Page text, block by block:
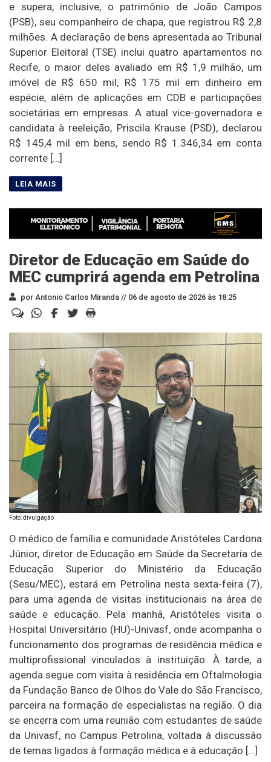
e supera, inclusive, o patrimônio de João Campos
(PSB), seu companheiro de chapa, que registrou R$ 2,8
milhões. A declaração de bens apresentada ao Tribunal
Superior Eleitoral (TSE) inclui quatro apartamentos no
Recife, o maior deles avaliado em R$ 1,9 milhão, um
imóvel de R$ 650 mil, R$ 175 mil em dinheiro em
espécie, além de aplicações em CDB e participações
societárias em empresas. A atual vice-governadora e
candidata à reeleição, Priscila Krause (PSD), declarou
R$ 145,4 mil em bens, sendo R$ 1.346,34 em conta
corrente […]
Diretor de Educação em Saúde do
MEC cumprirá agenda em Petrolina
por Antonio Carlos Miranda // 06 de agosto de 2026 às 18:25
Foto: divulgação
O médico de família e comunidade Aristóteles Cardona
Júnior, diretor de Educação em Saúde da Secretaria de
Educação Superior do Ministério da Educação
(Sesu/MEC), estará em Petrolina nesta sexta-feira (7),
para uma agenda de visitas institucionais na área de
saúde e educação. Pela manhã, Aristóteles visita o
Hospital Universitário (HU)-Univasf, onde acompanha o
funcionamento dos programas de residência médica e
multiprofissional vinculados à instituição. À tarde, a
agenda segue com visita à residência em Oftalmologia
da Fundação Banco de Olhos do Vale do São Francisco,
parceira na formação de especialistas na região. O dia
se encerra com uma reunião com estudantes de saúde
da Univasf, no Campus Petrolina, voltada à discussão
de temas ligados à formação médica e à educação […]